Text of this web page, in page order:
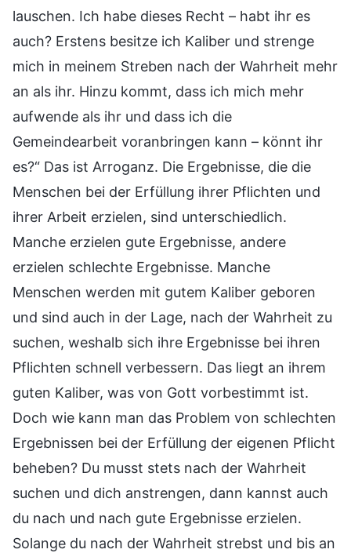
lauschen. Ich habe dieses Recht – habt ihr es
auch? Erstens besitze ich Kaliber und strenge
mich in meinem Streben nach der Wahrheit mehr
an als ihr. Hinzu kommt, dass ich mich mehr
aufwende als ihr und dass ich die
Gemeindearbeit voranbringen kann – könnt ihr
es?“ Das ist Arroganz. Die Ergebnisse, die die
Menschen bei der Erfüllung ihrer Pflichten und
ihrer Arbeit erzielen, sind unterschiedlich.
Manche erzielen gute Ergebnisse, andere
erzielen schlechte Ergebnisse. Manche
Menschen werden mit gutem Kaliber geboren
und sind auch in der Lage, nach der Wahrheit zu
suchen, weshalb sich ihre Ergebnisse bei ihren
Pflichten schnell verbessern. Das liegt an ihrem
guten Kaliber, was von Gott vorbestimmt ist.
Doch wie kann man das Problem von schlechten
Ergebnissen bei der Erfüllung der eigenen Pflicht
beheben? Du musst stets nach der Wahrheit
suchen und dich anstrengen, dann kannst auch
du nach und nach gute Ergebnisse erzielen.
Solange du nach der Wahrheit strebst und bis an